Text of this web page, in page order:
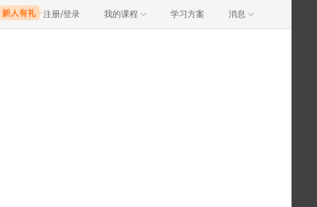
注册/登录 我的课程 学习方案 消息